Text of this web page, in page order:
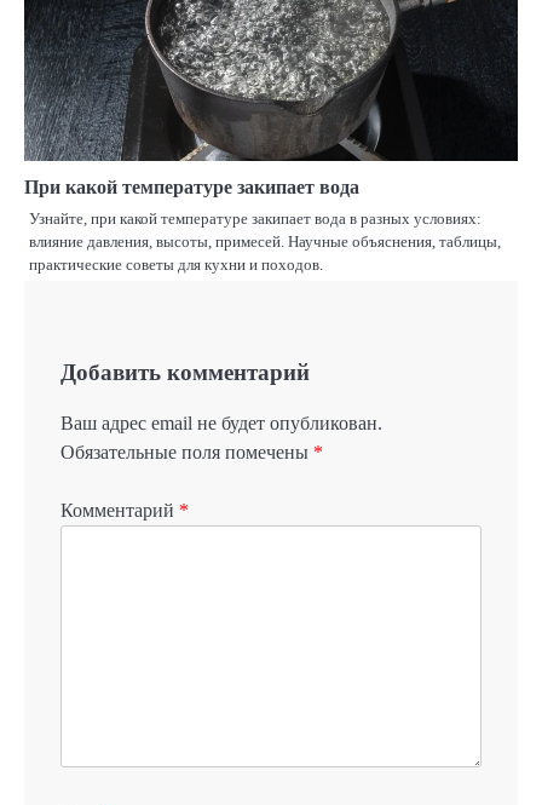
При какой температуре закипает вода
Узнайте, при какой температуре закипает вода в разных условиях:
влияние давления, высоты, примесей. Научные объяснения, таблицы,
практические советы для кухни и походов.
Добавить комментарий
Ваш адрес email не будет опубликован.
Обязательные поля помечены *
Комментарий *